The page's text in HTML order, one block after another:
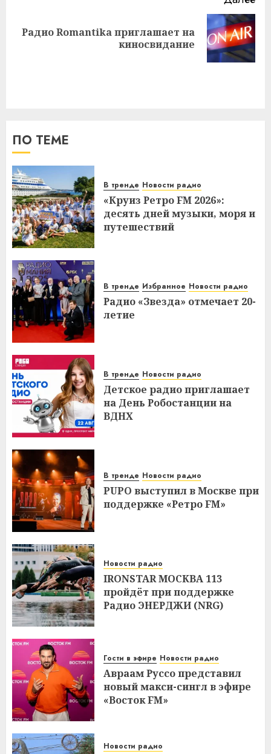
Следующая
Радио Romantika приглашает на
киносвидание
ПО ТЕМЕ
В тренде Новости радио
«Круиз Ретро FM 2026»:
десять дней музыки, моря и
путешествий
В тренде Избранное Новости радио
Радио «Звезда» отмечает 20-
летие
В тренде Новости радио
Детское радио приглашает
на День Робостанции на
ВДНХ
В тренде Новости радио
PUPO выступил в Москве при
поддержке «Ретро FM»
Новости радио
IRONSTAR МОСКВА 113
пройдёт при поддержке
Радио ЭНЕРДЖИ (NRG)
Гости в эфире Новости радио
Авраам Руссо представил
новый макси-сингл в эфире
«Восток FM»
Новости радио